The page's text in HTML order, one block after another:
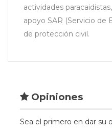
actividades
apoyo SAR (Servicio de
de protección civil.
Opiniones
Sea el primero en dar su